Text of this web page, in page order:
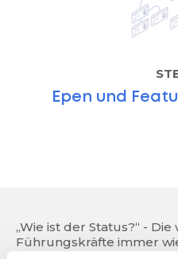
Epen und
„Wie ist der Status?“ -
Führungskräfte immer